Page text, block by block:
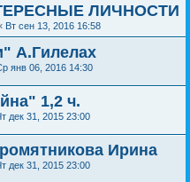
ЛИЧНОСТИ
Вт сен 13, 2016 16:58
А.Гилелах
янв 06, 2016 14:30
1,2 ч.
дек 31, 2015 23:00
Ирина
дек 31, 2015 23:00